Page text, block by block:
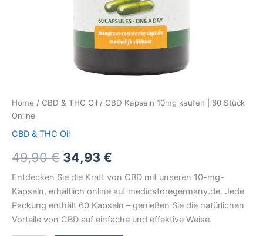
Home / CBD & THC Oil / CBD Kapseln 10mg kaufen | 60 Stück
Online
CBD & THC Oil
49,90€ 34,93€
Entdecken Sie die Kraft von CBD mit unseren 10-mg-
Kapseln, erhältlich online auf medicstoregermany.de. Jede
Packung enthält 60 Kapseln – genießen Sie die natürlichen
Vorteile von CBD auf einfache und effektive Weise.